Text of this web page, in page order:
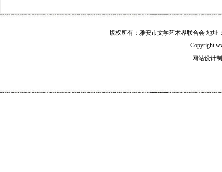
版权所有：雅安市文学艺术界联合会 地址
Copyright
网站设计